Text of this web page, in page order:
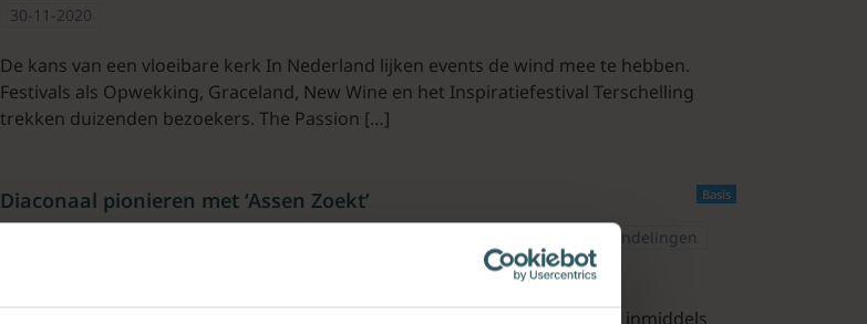
30-11-2020
De kans van een vloeibare kerk In Nederland lijken events de wind mee te hebben.
Festivals als Opwekking, Graceland, New Wine en het Inspiratiefestival Terschelling
trekken duizenden bezoekers. The Passion […]
Basis
Diaconaal pionieren met ‘Assen Zoekt’
Handelingen
‘Assen Zoekt’ is een pioniersgemeente in de Drentse hoofdstad en bestaat inmiddels